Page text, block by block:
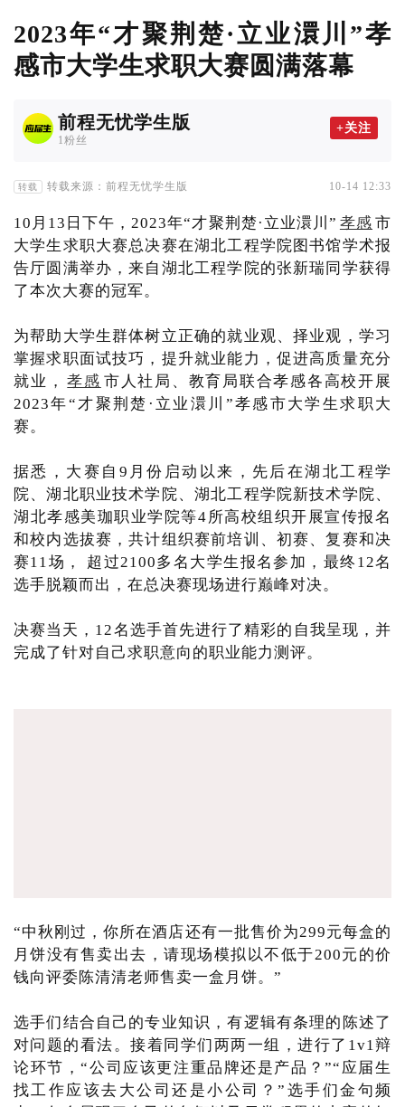
2023年“才聚荆楚·立业澴川”孝
感市大学生求职大赛圆满落幕
前程无忧学生版
1粉丝
+关注
转载 转载来源：前程无忧学生版 10-14 12:33
10月13日下午，2023年“才聚荆楚·立业澴川” 孝感 市
大学生求职大赛总决赛在湖北工程学院图书馆学术报
告厅圆满举办，来自湖北工程学院的张新瑞同学获得
了本次大赛的冠军。
为帮助大学生群体树立正确的就业观、择业观，学习
掌握求职面试技巧，提升就业能力，促进高质量充分
就业， 孝感 市人社局、教育局联合孝感各高校开展
2023年“才聚荆楚·立业澴川”孝感市大学生求职大
赛。
据悉，大赛自9月份启动以来，先后在湖北工程学
院、湖北职业技术学院、湖北工程学院新技术学院、
湖北孝感美珈职业学院等4所高校组织开展宣传报名
和校内选拔赛，共计组织赛前培训、初赛、复赛和决
赛11场， 超过2100多名大学生报名参加，最终12名
选手脱颖而出，在总决赛现场进行巅峰对决。
决赛当天，12名选手首先进行了精彩的自我呈现，并
完成了针对自己求职意向的职业能力测评。
“中秋刚过，你所在酒店还有一批售价为299元每盒的
月饼没有售卖出去，请现场模拟以不低于200元的价
钱向评委陈清清老师售卖一盒月饼。”
选手们结合自己的专业知识，有逻辑有条理的陈述了
对问题的看法。接着同学们两两一组，进行了1v1辩
论环节，“公司应该更注重品牌还是产品？”“应届生
找工作应该去大公司还是小公司？”选手们金句频